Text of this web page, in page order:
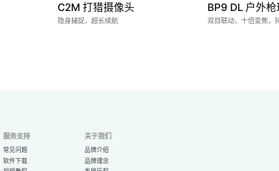
C2M 打猎摄像头
隐身捕捉，超长续航
BP9 DL 户外
双目联动，十倍变焦，
服务支持
常见问题
软件下载
关于我们
品牌介绍
品牌理念